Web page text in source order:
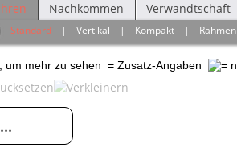
Nachkommen Verwandtschaft
Standard |Vertikal | Kompakt | Rahmen
um mehr zu sehen = Zusatz-Angaben